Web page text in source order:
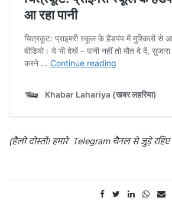
(हैलो दोस्तों! हमारे Telegram चैनल से जुड़े रहिए